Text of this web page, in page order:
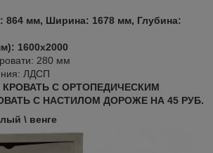
864 мм, Ширина: 1678 мм, Глубина:
1600х2000
280 мм
ЛДСП
КРОВАТЬ С ОРТОПЕДИЧЕСКИМ
С НАСТИЛОМ ДОРОЖЕ НА 45 РУБ.
\ венге